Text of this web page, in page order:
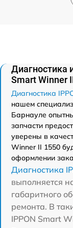
Диагностика
Smart Winner
Диагностика
нашем
Барнауле
запчасти
уверены в
Winner II 1550
оформлении
Диагностика
выполняется
габаритного
ремонта. В
IPPON Smart